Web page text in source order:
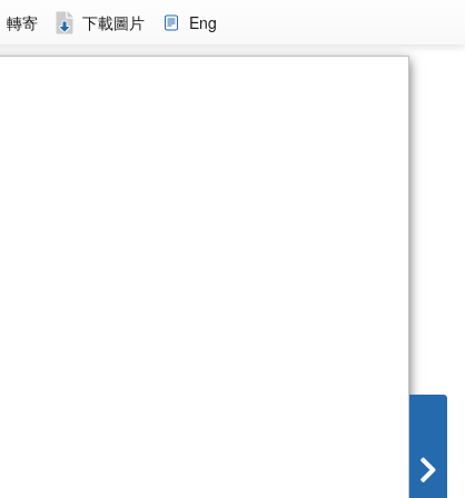
轉寄 下載圖片 Eng